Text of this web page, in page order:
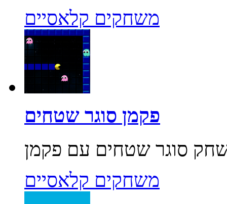
משחקים קלאסיים
פקמן סוגר שטחים
משחקים קלאסיים